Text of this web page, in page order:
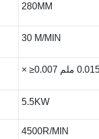
280MM
30 M/MIN
5.5KW
4500R/MIN